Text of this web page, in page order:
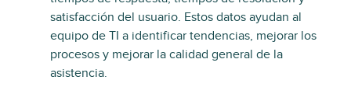
satisfacción del usuario. Estos datos ayudan al
equipo de TI a identificar tendencias, mejorar los
procesos y mejorar la calidad general de la
asistencia.